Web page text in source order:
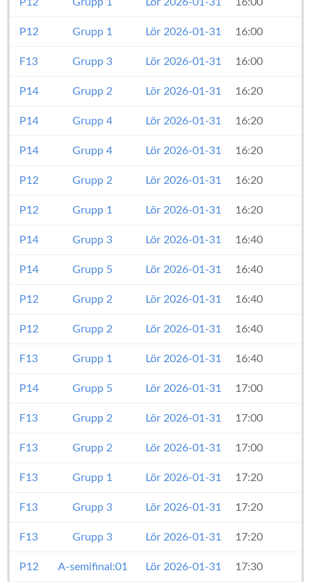
P12 Grupp 1 Lör 2026-01-31 16:00
F13 Grupp 3 Lör 2026-01-31 16:00
P14 Grupp 2 Lör 2026-01-31 16:20
P14 Grupp 4 Lör 2026-01-31 16:20
P14 Grupp 4 Lör 2026-01-31 16:20
P12 Grupp 2 Lör 2026-01-31 16:20
P12 Grupp 1 Lör 2026-01-31 16:20
P14 Grupp 3 Lör 2026-01-31 16:40
P14 Grupp 5 Lör 2026-01-31 16:40
P12 Grupp 2 Lör 2026-01-31 16:40
P12 Grupp 2 Lör 2026-01-31 16:40
F13 Grupp 1 Lör 2026-01-31 16:40
P14 Grupp 5 Lör 2026-01-31 17:00
F13 Grupp 2 Lör 2026-01-31 17:00
F13 Grupp 2 Lör 2026-01-31 17:00
F13 Grupp 1 Lör 2026-01-31 17:20
F13 Grupp 3 Lör 2026-01-31 17:20
F13 Grupp 3 Lör 2026-01-31 17:20
P12 A-semifinal:01 Lör 2026-01-31 17:30